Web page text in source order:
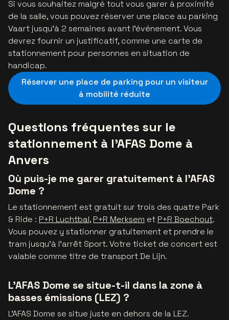
Si vous souhaitez malgré tout vous garer à proximité
de la salle, vous pouvez réserver une place au parking
Vaart jusqu’à 2 semaines avant l’événement. Vous
devrez fournir un justificatif, comme une carte de
stationnement pour personnes en situation de
handicap.
Réserver une place de parking pour un visiteur
à mobilité réduite
Questions fréquentes sur le
stationnement à l’AFAS Dome à
Anvers
Où puis-je me garer gratuitement à l’AFAS
Dome ?
Le stationnement est gratuit sur trois des quatre Park
& Ride : P+R Luchtbal, P+R Merksem et P+R Boechout.
Vous pouvez y stationner gratuitement et prendre le
tram jusqu’à l’arrêt Sport. Votre ticket de concert est
valable comme titre de transport De Lijn.
L’AFAS Dome se situe-t-il dans la zone à
basses émissions (LEZ) ?
L’AFAS Dome se situe juste en dehors de la LEZ.